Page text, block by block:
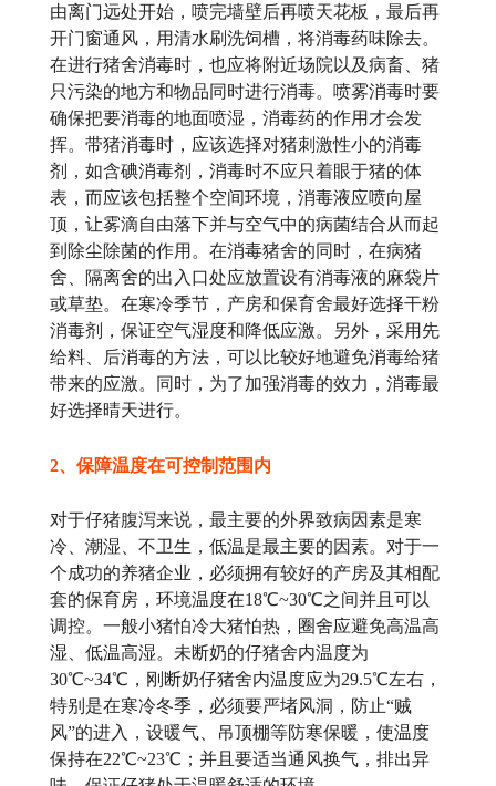
由离门远处开始，喷完墙壁后再喷天花板，最后再
开门窗通风，用清水刷洗饲槽，将消毒药味除去。
在进行猪舍消毒时，也应将附近场院以及病畜、猪
只污染的地方和物品同时进行消毒。喷雾消毒时要
确保把要消毒的地面喷湿，消毒药的作用才会发
挥。带猪消毒时，应该选择对猪刺激性小的消毒
剂，如含碘消毒剂，消毒时不应只着眼于猪的体
表，而应该包括整个空间环境，消毒液应喷向屋
顶，让雾滴自由落下并与空气中的病菌结合从而起
到除尘除菌的作用。在消毒猪舍的同时，在病猪
舍、隔离舍的出入口处应放置设有消毒液的麻袋片
或草垫。在寒冷季节，产房和保育舍最好选择干粉
消毒剂，保证空气湿度和降低应激。另外，采用先
给料、后消毒的方法，可以比较好地避免消毒给猪
带来的应激。同时，为了加强消毒的效力，消毒最
好选择晴天进行。
2、保障温度在可控制范围内
对于仔猪腹泻来说，最主要的外界致病因素是寒
冷、潮湿、不卫生，低温是最主要的因素。对于一
个成功的养猪企业，必须拥有较好的产房及其相配
套的保育房，环境温度在18℃~30℃之间并且可以
调控。一般小猪怕冷大猪怕热，圈舍应避免高温高
湿、低温高湿。未断奶的仔猪舍内温度为
30℃~34℃，刚断奶仔猪舍内温度应为29.5℃左右，
特别是在寒冷冬季，必须要严堵风洞，防止“贼
风”的进入，设暖气、吊顶棚等防寒保暖，使温度
保持在22℃~23℃；并且要适当通风换气，排出异